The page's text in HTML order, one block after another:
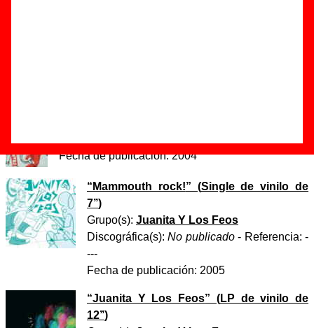
Fecha de publicación:2004
“ Mammouth rock!” (Single de vinilo de
7’’)
Grupo(s): Juanita Y Los Feos
Discográfica(s):No publicado- Referencia:-
---
Fecha de publicación: 2005
“Juanita Y Los Feos” (LP de vinilo de
12’’)